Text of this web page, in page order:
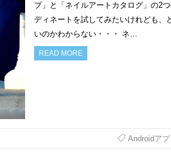
プ」と「ネイルアートカタログ」の2
ディネートを試してみたいけれども、
いのかわからない・・・ ネ…
READ MORE
Androidアプ